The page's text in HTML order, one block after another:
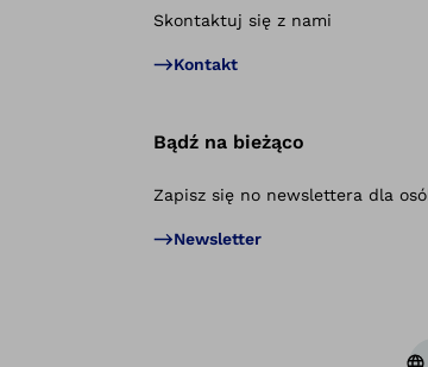
Skontaktuj się z nami
Kontakt
Bądź na bieżąco
Zapisz się no newslettera dla
Newsletter